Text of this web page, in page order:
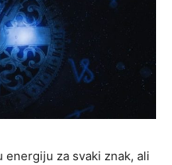
za svaki znak, ali